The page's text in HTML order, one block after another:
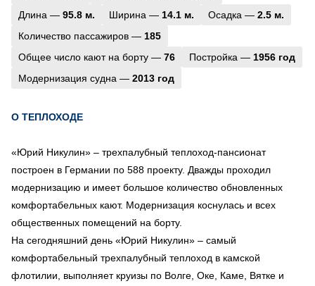
Длина — 95.8 м. Ширина — 14.1 м. Осадка — 2.5 м.
Количество пассажиров — 185
Общее число кают на борту — 76 Постройка — 1956 год
Модернизация судна — 2013 год
О ТЕПЛОХОДЕ
«Юрий Никулин» – трехпалубный теплоход-пансионат
построен в Германии по 588 проекту. Дважды проходил
модернизацию и имеет большое количество обновленных
комфортабельных кают. Модернизация коснулась и всех
общественных помещений на борту.
На сегодняшний день «Юрий Никулин» – самый
комфортабельный трехпалубный теплоход в камской
флотилии, выполняет круизы по Волге, Оке, Каме, Вятке и